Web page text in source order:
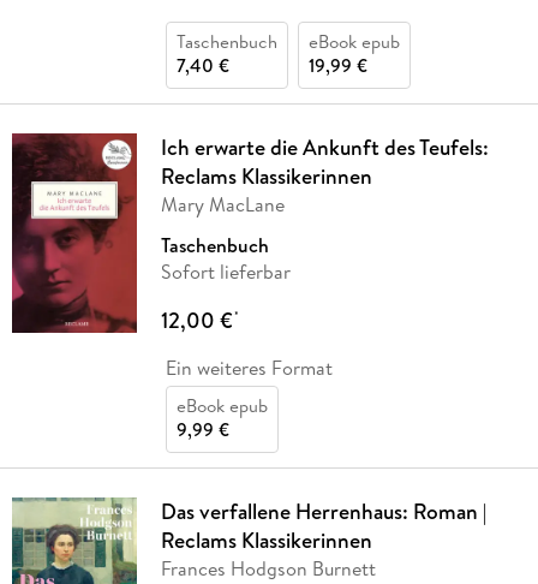
Taschenbuch
7,40 €
eBook epub
19,99 €
Ich erwarte die Ankunft des Teufels:
Reclams Klassikerinnen
Mary MacLane
Taschenbuch
Sofort lieferbar
12,00 €*
Ein weiteres Format
eBook epub
9,99 €
Das verfallene Herrenhaus: Roman |
Reclams Klassikerinnen
Frances Hodgson Burnett